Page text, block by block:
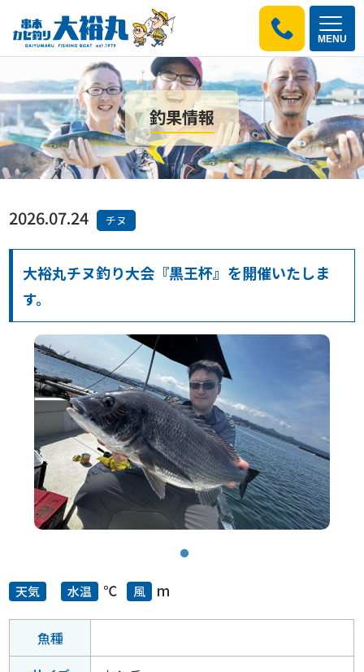
MENU
釣果情報
2026.07.24 チヌ
大裕丸チヌ釣り大会『黒王杯』を開催いたしま
す。
天気 水温 ℃ 風 m
魚種